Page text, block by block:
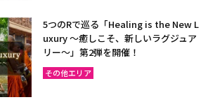
5つのRで巡る「Healing is the New L
uxury ～癒しこそ、新しいラグジュア
リー〜」第2弾を開催！
その他エリア